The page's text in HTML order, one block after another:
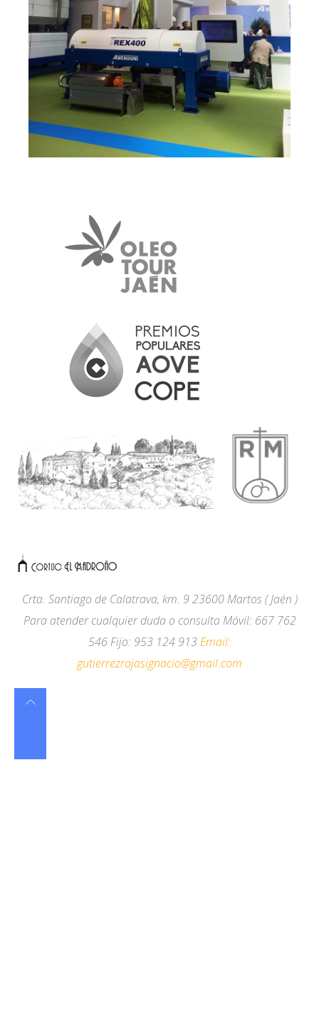
Crta. Santiago de Calatrava, km. 923600 Martos ( Jaén )
Para atender cualquier duda o consulta Móvil: 667 762
546 Fijo: 953 124 913Email:
gutierrezrojasignacio@gmail.com